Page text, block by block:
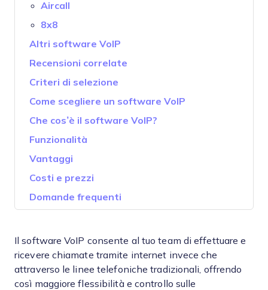
Aircall
8x8
Altri software VoIP
Recensioni correlate
Criteri di selezione
Come scegliere un software VoIP
Che cos’è il software VoIP?
Funzionalità
Vantaggi
Costi e prezzi
Domande frequenti
Il software VoIP consente al tuo team di effettuare e
ricevere chiamate tramite internet invece che
attraverso le linee telefoniche tradizionali, offrendo
così maggiore flessibilità e controllo sulle